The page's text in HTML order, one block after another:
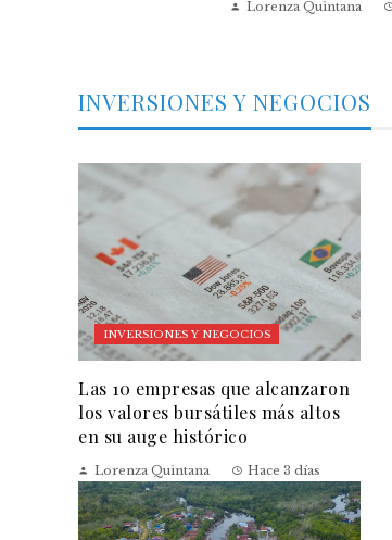
Lorenza Quintana
INVERSIONES Y NEGOCIOS
INVERSIONES Y NEGOCIOS
Las 10 empresas que alcanzaron
los valores bursátiles más altos
en su auge histórico
Lorenza Quintana Hace 3 días